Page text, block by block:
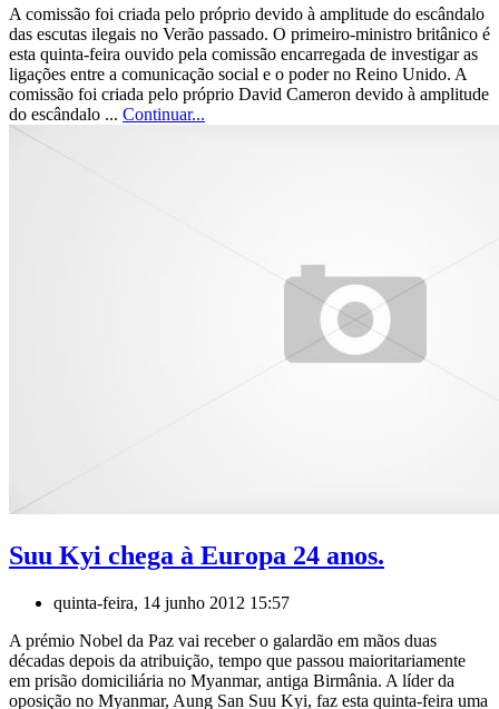
A comissão foi criada pelo próprio devido à amplitude do escândalo
das escutas ilegais no Verão passado. O primeiro-ministro britânico é
esta quinta-feira ouvido pela comissão encarregada de investigar as
ligações entre a comunicação social e o poder no Reino Unido. A
comissão foi criada pelo próprio David Cameron devido à amplitude
do escândalo ... Continuar...
Suu Kyi chega à Europa 24 anos.
quinta-feira, 14 junho 2012 15:57
A prémio Nobel da Paz vai receber o galardão em mãos duas
décadas depois da atribuição, tempo que passou maioritariamente
em prisão domiciliária no Myanmar, antiga Birmânia. A líder da
oposição no Myanmar, Aung San Suu Kyi, faz esta quinta-feira uma